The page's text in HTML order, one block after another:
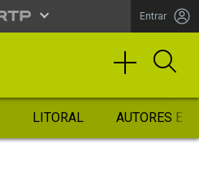
Entrar
LITORAL AUTORES